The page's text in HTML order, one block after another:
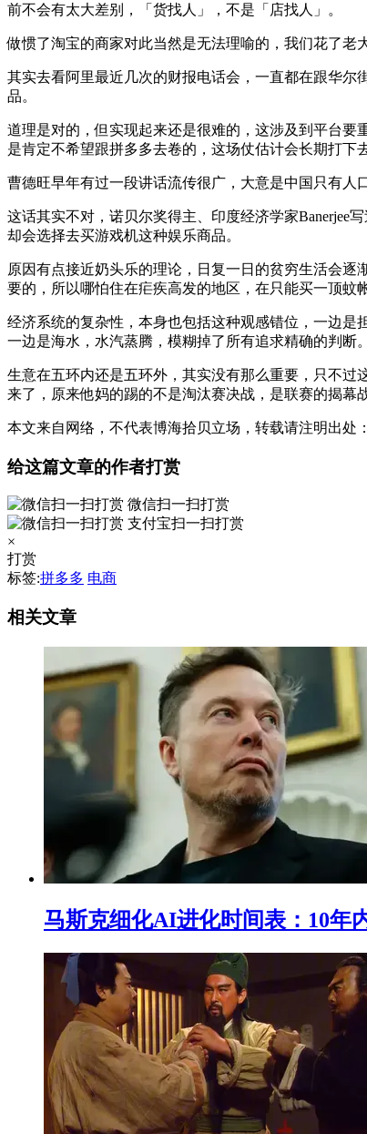
前不会有太大差别，「货找人」，不是「店找人」。
做惯了淘宝的商家对此当然是无法理喻的，我们花了
其实去看阿里最近几次的财报电话会，一直都在跟华尔
品。
道理是对的，但实现起来还是很难的，这涉及到平台
是肯定不希望跟拼多多去卷的，这场仗估计会长期打下
曹德旺早年有过一段讲话流传很广，大意是中国只有人
这话其实不对，诺贝尔奖得主、印度经济学家Banerjee
却会选择去买游戏机这种娱乐商品。
原因有点接近奶头乐的理论，日复一日的贫穷生活会
要的，所以哪怕住在疟疾高发的地区，在只能买一顶蚊
经济系统的复杂性，本身也包括这种观感错位，一边
一边是海水，水汽蒸腾，模糊掉了所有追求精确的判断。
生意在五环内还是五环外，其实没有那么重要，只不
来了，原来他妈的踢的不是淘汰赛决战，是联赛的揭幕
本文来自网络，不代表博海拾贝立场，转载请注明出处：
给这篇文章的作者打赏
微信扫一扫打赏
支付宝扫一扫打赏
×
打赏
标签:拼多多 电商
相关文章
马斯克细化AI进化时间表：10年